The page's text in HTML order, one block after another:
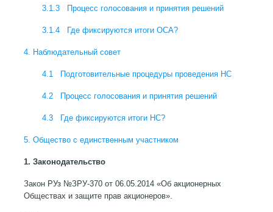
3.1.3 Процесс голосования и принятия решений
3.1.4 Где фиксируются итоги ОСА?
4. Наблюдательный совет
4.1 Подготовительные процедуры проведения НС
4.2 Процесс голосования и принятия решений
4.3 Где фиксируются итоги НС?
5. Общество с единственным участником
1. Законодательство
Закон РУз №ЗРУ-370 от 06.05.2014 «Об акционерных
Обществах и защите прав акционеров».